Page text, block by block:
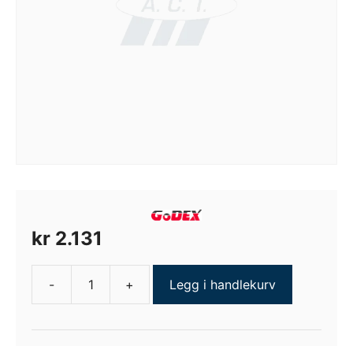
kr 2.131
-
Godex
Stacker
+ Legg i handlekurv